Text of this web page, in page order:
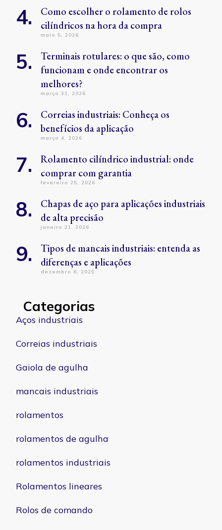
Como escolher o rolamento de rolos
cilíndricos na hora da compra
maio 5, 2026
Terminais rotulares: o que são, como
funcionam e onde encontrar os
melhores?
março 31, 2026
Correias industriais: Conheça os
benefícios da aplicação
março 4, 2026
Rolamento cilíndrico industrial: onde
comprar com garantia
fevereiro 25, 2026
Chapas de aço para aplicações industriais
de alta precisão
janeiro 21, 2026
Tipos de mancais industriais: entenda as
diferenças e aplicações
dezembro 8, 2025
Categorias
Aços industriais
Correias industriais
Gaiola de agulha
mancais industriais
rolamentos
rolamentos de agulha
rolamentos industriais
Rolamentos lineares
Rolos de comando